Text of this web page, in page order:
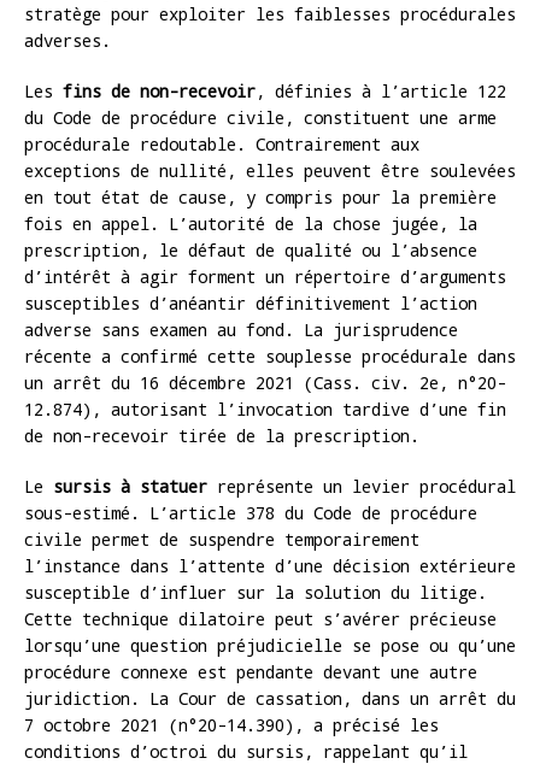
stratège pour exploiter les faiblesses procédurales
adverses.
Les fins de non-recevoir, définies à l’article 122
du Code de procédure civile, constituent une arme
procédurale redoutable. Contrairement aux
exceptions de nullité, elles peuvent être soulevées
en tout état de cause, y compris pour la première
fois en appel. L’autorité de la chose jugée, la
prescription, le défaut de qualité ou l’absence
d’intérêt à agir forment un répertoire d’arguments
susceptibles d’anéantir définitivement l’action
adverse sans examen au fond. La jurisprudence
récente a confirmé cette souplesse procédurale dans
un arrêt du 16 décembre 2021 (Cass. civ. 2e, n°20-
12.874), autorisant l’invocation tardive d’une fin
de non-recevoir tirée de la prescription.
Le sursis à statuer représente un levier procédural
sous-estimé. L’article 378 du Code de procédure
civile permet de suspendre temporairement
l’instance dans l’attente d’une décision extérieure
susceptible d’influer sur la solution du litige.
Cette technique dilatoire peut s’avérer précieuse
lorsqu’une question préjudicielle se pose ou qu’une
procédure connexe est pendante devant une autre
juridiction. La Cour de cassation, dans un arrêt du
7 octobre 2021 (n°20-14.390), a précisé les
conditions d’octroi du sursis, rappelant qu’il